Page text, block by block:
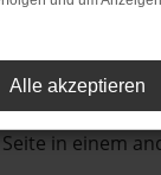
in einem
Alle akzeptieren